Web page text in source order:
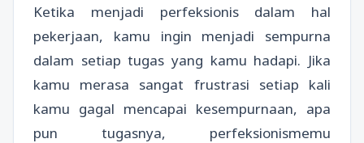
Ketika menjadi perfeksionis dalam hal
pekerjaan, kamu ingin menjadi sempurna
dalam setiap tugas yang kamu hadapi. Jika
kamu merasa sangat frustrasi setiap kali
kamu gagal mencapai kesempurnaan, apa
pun tugasnya, perfeksionismemu